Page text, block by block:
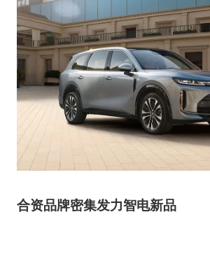
合资品牌密集发力智电新品